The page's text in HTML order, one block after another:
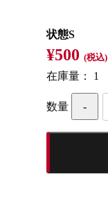
状態S
¥500(税込)
在庫量： 1
数量